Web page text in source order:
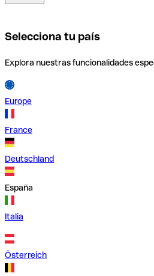
Selecciona tu país
Explora nuestras funcionalidades
Europe
France
Deutschland
España
Italia
Österreich